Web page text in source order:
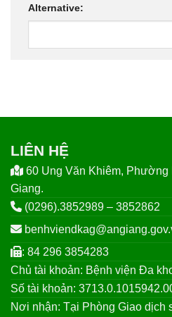
Alternative:
LIÊN HỆ
60 Ung Văn Khiêm, Phường
Giang.
(0296).3852989 – 3852862
: 84 296 3854283
Chủ tài khoản: Bệnh viện Đa
Số tài khoản:
Nơi nhận: Tại Phòng Giao dịch